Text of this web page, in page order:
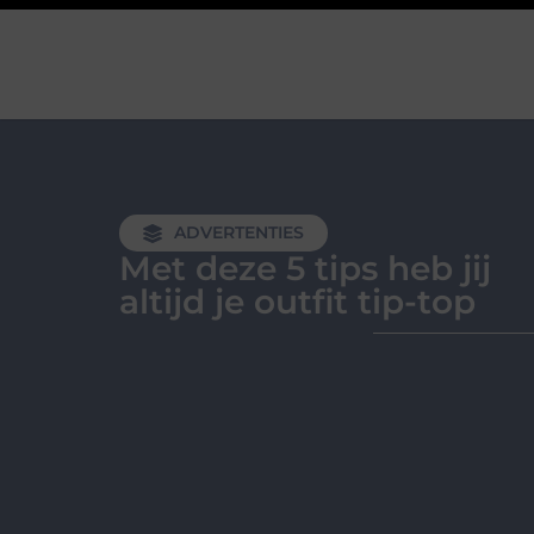
ADVERTENTIES
Met deze 5 tips heb jij
altijd je outfit tip-top